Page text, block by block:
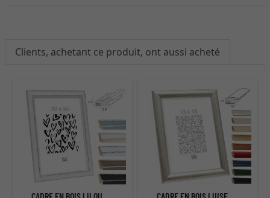
Clients, achetant ce produit, ont aussi acheté